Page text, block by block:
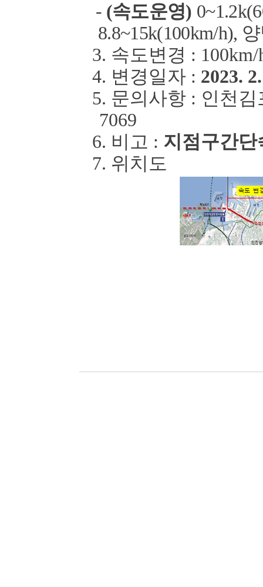
- (속도운영)
8.8~15k(100km/h),
3. 속도변경 : 100km/
4. 변경일자 : 2023.
5. 문의사항 : 인천
7069
6. 비고 : 지점구간단
7. 위치도